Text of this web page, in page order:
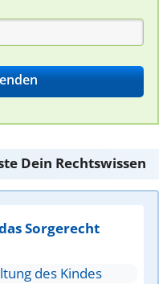
Dein Rechtswissen
Sorgerecht
des Kindes